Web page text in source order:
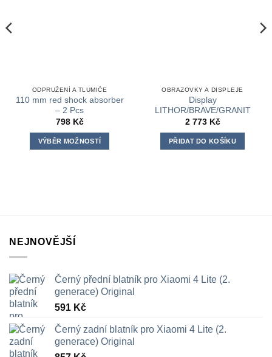
ODPRUŽENÍ A TLUMIČE
110 mm red shock absorber
– 2 Pcs
798 Kč
VÝBĚR MOŽNOSTÍ
vybrat
produktu
OBRAZOVKY A DISPLEJE
Display
LITHOR/BRAVE/GRANIT
2 773 Kč
PŘIDAT DO KOŠÍKU
NEJNOVĚJŠÍ
Černý přední blatník pro Xiaomi 4 Lite (2.
generace) Original
591 Kč
Černý zadní blatník pro Xiaomi 4 Lite (2.
generace) Original